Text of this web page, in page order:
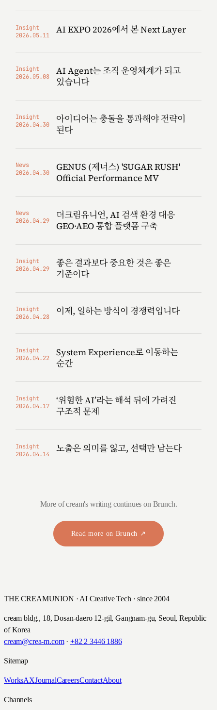
Insight
2026.05.11
AI EXPO 2026에서 본 Next Layer
Insight
2026.05.08
AI Agent는 조직 운영체계가 되고
있습니다
Insight
2026.04.30
아이디어는 충돌을 통과해야 전략이
된다
News
2026.04.30
GENUS (제너스) 'SUGAR RUSH'
Official Performance MV
News
2026.04.29
더크림유니언, AI 검색 환경 대응
GEO·AEO 통합 플랫폼 구축
Insight
2026.04.29
좋은 결과보다 중요한 것은 좋은
기준이다
Insight
2026.04.28
이제, 일하는 방식이 경쟁력입니다
Insight
2026.04.22
System Experience로 이동하는
순간
Insight
2026.04.17
‘위험한 AI’라는 해석 뒤에 가려진
구조적 문제
Insight
2026.04.14
노출은 의미를 잃고, 선택만 남는다
More of cream's writing continues on Brunch.
Read more on Brunch ↗
THE CREAMUNION · AI Creative Tech · since 2004
cream bldg., 18, Dosan-daero 12-gil, Gangnam-gu, Seoul, Republic
of Korea
cream@crea-m.com· +82 2 3446 1886
Sitemap
WorksAXJournalCareersContactAbout
Channels